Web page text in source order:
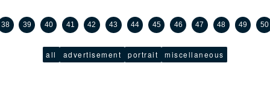
38 39 40 41 42 43 44 45 46 47 48 49 50
all advertisement portrait miscellaneous